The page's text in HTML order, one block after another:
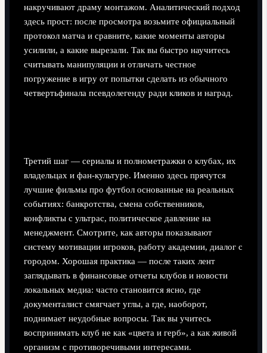
накручивают драму монтажом. Аналитический подход
здесь прост: после просмотра возьмите официальный
протокол матча и сравните, какие моменты авторы
усилили, а какие вырезали. Так вы быстро научитесь
считывать манипуляции и отличать честное
погружение в игру от попытки сделать из обычного
четвертьфинала псевдолегенду ради кликов и наград.
Третий шаг — сериалы и полнометражки о клубах, их
владельцах и фан-культуре. Именно здесь прячутся
лучшие фильмы про футбол основанные на реальных
событиях: банкротства, смена собственников,
конфликты с ультрас, политическое давление на
менеджмент. Смотрите, как авторы показывают
систему мотивации игроков, работу академии, диалог с
городом. Хорошая практика — после таких лент
заглядывать в финансовые отчеты клубов и новости
локальных медиа: часто становится ясно, где
документалист смягчает углы, а где, наоборот,
поднимает неудобные вопросы. Так вы учитесь
воспринимать клуб не как «цвета и герб», а как живой
организм с противоречивыми интересами.